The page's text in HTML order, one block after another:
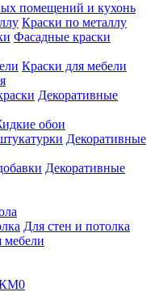
помещений и кухонь
Краски по металлу
Фасадные краски
Краски для мебели
Декоративные
обои
Декоративные
Декоративные
Для стен и потолка
мебели
КМ0